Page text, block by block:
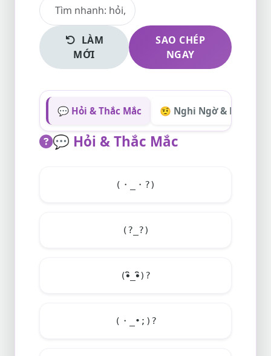
LÀM
MỚI
SAO CHÉP
NGAY
💬 Hỏi & Thắc Mắc 🤨 Nghi Ngờ & Hoài
💬 Hỏi & Thắc Mắc
(・_・?)
(?_?)
(•ิ_•ิ)?
(・_•;)?